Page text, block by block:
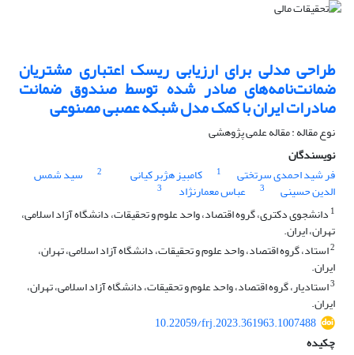
طراحی مدلی برای ارزیابی ریسک اعتباری مشتریان
ضمانت‌نامه‌های صادر شده توسط صندوق ضمانت
صادرات ایران با کمک مدل شبکه عصبی مصنوعی
نوع مقاله : مقاله علمی پژوهشی
نویسندگان
فر شید احمدی سرتختی
1 کامبیز هژبر کیانی 2 سید شمس
الدین حسینی 3 عباس معمارنژاد
3
1 دانشجوی دکتری، گروه اقتصاد، واحد علوم و تحقیقات، دانشگاه آزاد اسلامی،
تهران، ایران.
2استاد، گروه اقتصاد، واحد علوم و تحقیقات، دانشگاه آزاد اسلامی، تهران،
ایران.
3استادیار، گروه اقتصاد، واحد علوم و تحقیقات، دانشگاه آزاد اسلامی، تهران،
ایران.
10.22059/frj.2023.361963.1007488
چکیده